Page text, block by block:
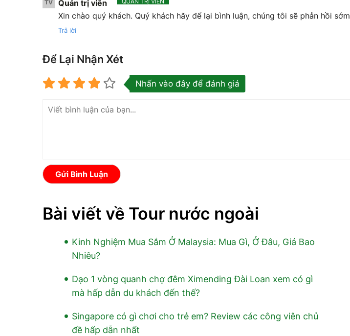
TV Quản trị viên
Xin chào quý khách. Quý khách hãy để lại bình luận, chúng tôi sẽ phản hồi sớm
Trả lời
Để Lại Nhận Xét
Nhấn vào đây để đánh giá
Gửi Bình Luận
Bài viết về Tour nước ngoài
Kinh Nghiệm Mua Sắm Ở Malaysia: Mua Gì, Ở Đâu, Giá Bao
Nhiêu?
Dạo 1 vòng quanh chợ đêm Ximending Đài Loan xem có gì
mà hấp dẫn du khách đến thế?
Singapore có gì chơi cho trẻ em? Review các công viên chủ
đề hấp dẫn nhất